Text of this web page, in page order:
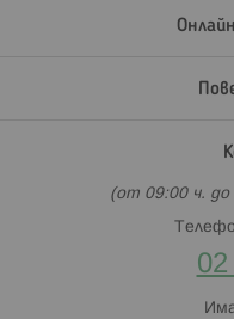
(от 09:00 ч. до